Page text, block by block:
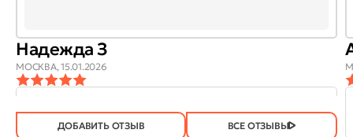
Надежда З
МОСКВА,15.01.2026
ПОЛЕЗЕН?
ДА(746) НЕТ(21)
ДОБАВИТЬ ОТЗЫВ ВСЕ ОТЗЫВЫ